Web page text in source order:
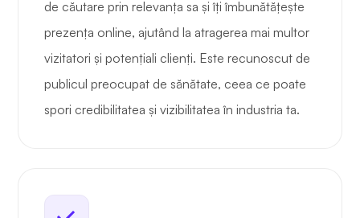
de căutare prin relevanța sa și îți îmbunătățește
prezența online, ajutând la atragerea mai multor
vizitatori și potențiali clienți. Este recunoscut de
publicul preocupat de sănătate, ceea ce poate
spori credibilitatea și vizibilitatea în industria ta.